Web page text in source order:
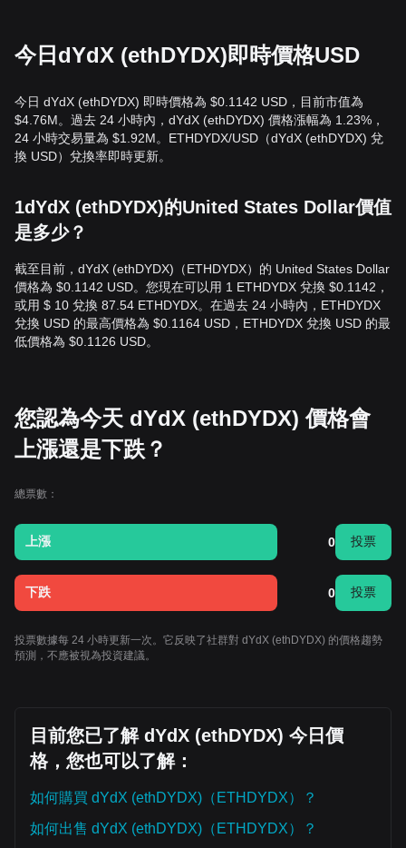
今日dYdX (ethDYDX)即時價格USD
今日 dYdX (ethDYDX) 即時價格為 $0.1142 USD，目前市值為
$4.76M。過去 24 小時內，dYdX (ethDYDX) 價格漲幅為 1.23%，
24 小時交易量為 $1.92M。ETHDYDX/USD（dYdX (ethDYDX) 兌
換 USD）兌換率即時更新。
1dYdX (ethDYDX)的United States Dollar價值
是多少？
截至目前，dYdX (ethDYDX)（ETHDYDX）的 United States Dollar
價格為 $0.1142 USD。您現在可以用 1 ETHDYDX 兌換 $0.1142，
或用 $ 10 兌換 87.54 ETHDYDX。在過去 24 小時內，ETHDYDX
兌換 USD 的最高價格為 $0.1164 USD，ETHDYDX 兌換 USD 的最
低價格為 $0.1126 USD。
您認為今天 dYdX (ethDYDX) 價格會
上漲還是下跌？
總票數：
上漲 0 投票
下跌 0 投票
投票數據每 24 小時更新一次。它反映了社群對 dYdX (ethDYDX) 的價格趨勢
預測，不應被視為投資建議。
目前您已了解 dYdX (ethDYDX) 今日價
格，您也可以了解：
如何購買 dYdX (ethDYDX)（ETHDYDX）？
如何出售 dYdX (ethDYDX)（ETHDYDX）？